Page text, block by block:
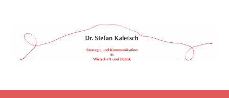
Stefan
KOMMUNIKATION